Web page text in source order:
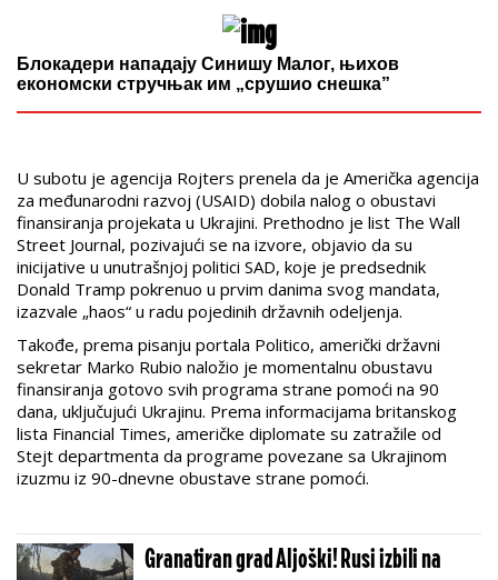
Блокадери нападају Синишу Малог, њихов
економски стручњак им „срушио снешка”
U subotu je agencija Rojters prenela da je Američka agencija
za međunarodni razvoj (USAID) dobila nalog o obustavi
finansiranja projekata u Ukrajini. Prethodno je list The Wall
Street Journal, pozivajući se na izvore, objavio da su
inicijative u unutrašnjoj politici SAD, koje je predsednik
Donald Tramp pokrenuo u prvim danima svog mandata,
izazvale „haos“ u radu pojedinih državnih odeljenja.
Takođe, prema pisanju portala Politico, američki državni
sekretar Marko Rubio naložio je momentalnu obustavu
finansiranja gotovo svih programa strane pomoći na 90
dana, uključujući Ukrajinu. Prema informacijama britanskog
lista Financial Times, američke diplomate su zatražile od
Stejt departmenta da programe povezane sa Ukrajinom
izuzmu iz 90-dnevne obustave strane pomoći.
Granatiran grad Aljoški! Rusi izbili na